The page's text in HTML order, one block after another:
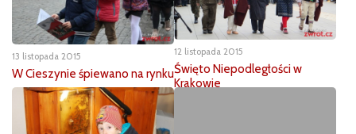
13 listopada 2015
W Cieszynie śpiewano na rynku
12 listopada 2015
Święto Niepodległości w
Krakowie